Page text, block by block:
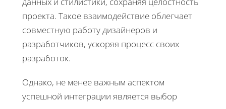
проекта. Такое взаимодействие облегчает
совместную работу дизайнеров и
разработчиков, ускоряя процесс своих
разработок.
Однако, не менее важным аспектом
успешной интеграции является выбор